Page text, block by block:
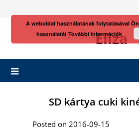
Eliza
SD kártya cuki
Posted on 2016-09-15
A weboldal használatának folytatásával
használatát További információk